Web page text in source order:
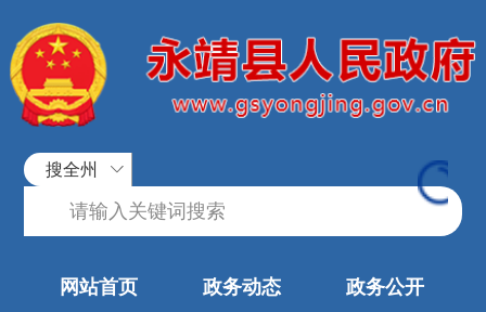
搜全州
网站首页 政务动态 政务公开